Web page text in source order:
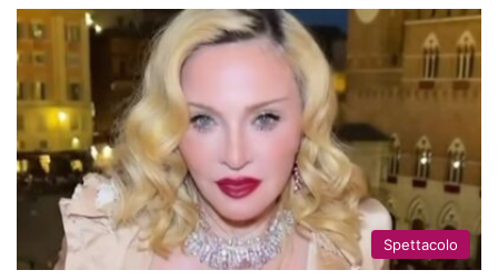
Spettacolo